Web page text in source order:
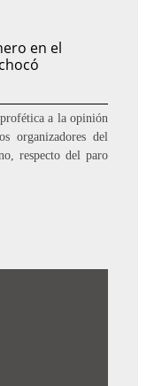
en el
a la opinión
organizadores del
respecto del paro